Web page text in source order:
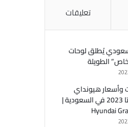
تعليقات
يُطلق لوحات
الطويلة
وأسعار هيونداي
جراند كريتا 2023 في السعودية |
Hyundai